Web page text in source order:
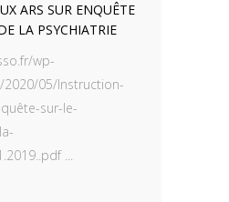
ARS SUR ENQUÊTE
LA PSYCHIATRIE
wp-
05/Instruction-
sur-le-
...